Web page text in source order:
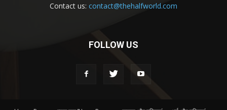
Contact us: contact@thehalfworld.com
FOLLOW US